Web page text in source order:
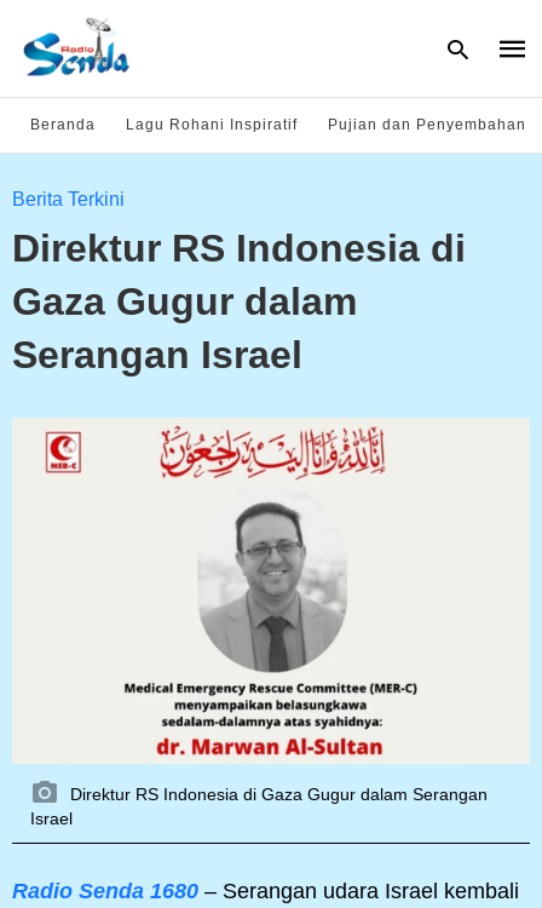
Beranda Lagu Rohani Inspiratif Pujian dan Penyembahan
Berita Terkini
Direktur RS Indonesia di
Gaza Gugur dalam
Serangan Israel
Direktur RS Indonesia di Gaza Gugur dalam Serangan
Israel
Radio Senda 1680 – Serangan udara Israel kembali